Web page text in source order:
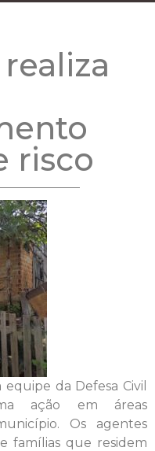
risco
da Defesa Civil
ação em áreas
Os agentes
famílias que residem